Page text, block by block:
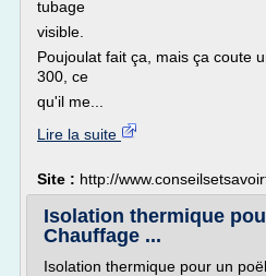
tubage
visible.
Poujoulat fait ça, mais ça coute
300, ce
qu'il me...
Lire la suite
Site : http://
Isolation thermique
Chauffage ...
Isolation thermique pour un